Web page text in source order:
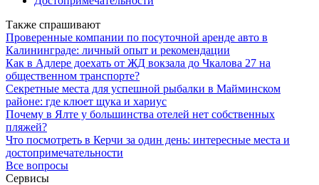
Также спрашивают
Проверенные компании по посуточной аренде авто в
Калининграде: личный опыт и рекомендации
Как в Адлере доехать от ЖД вокзала до Чкалова 27 на
общественном транспорте?
Секретные места для успешной рыбалки в Майминском
районе: где клюет щука и хариус
Почему в Ялте у большинства отелей нет собственных
пляжей?
Что посмотреть в Керчи за один день: интересные места и
достопримечательности
Все вопросы
Сервисы